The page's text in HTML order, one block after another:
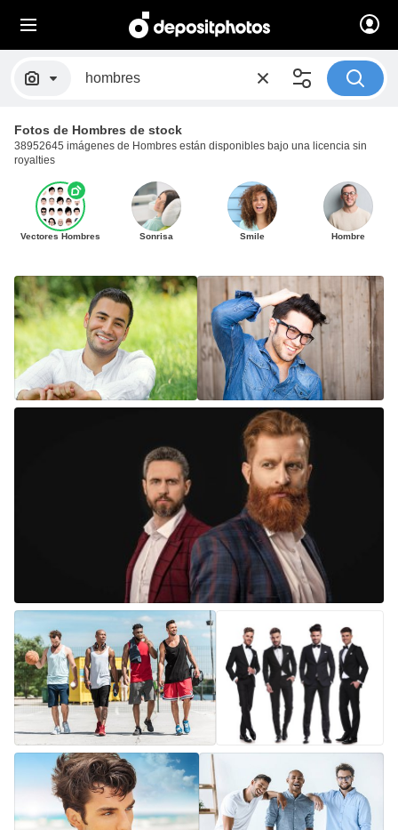
Fotos de Hombres de stock
38952645 imágenes de Hombres están disponibles bajo una licencia sin
royalties
Vectores Hombres Sonrisa Smile Hombre